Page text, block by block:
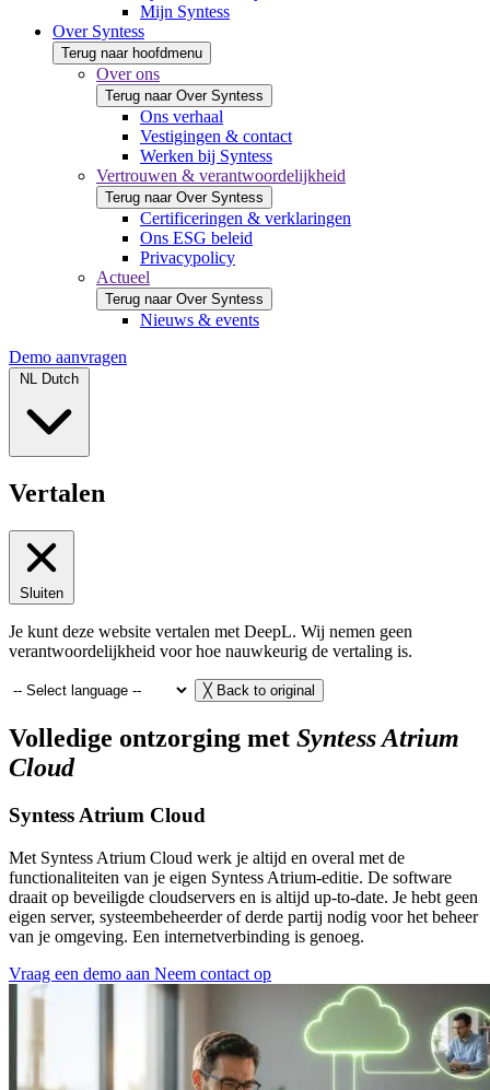
Mijn Syntess
Over Syntess
Terug naar hoofdmenu
Over ons
Terug naar Over Syntess
Ons verhaal
Vestigingen & contact
Werken bij Syntess
Vertrouwen & verantwoordelijkheid
Terug naar Over Syntess
Certificeringen & verklaringen
Ons ESG beleid
Privacypolicy
Actueel
Terug naar Over Syntess
Nieuws & events
Demo aanvragen
NL Dutch
Vertalen
Sluiten
Je kunt deze website vertalen met DeepL. Wij nemen geen
verantwoordelijkheid voor hoe nauwkeurig de vertaling is.
╳ Back to original
Volledige ontzorging met Syntess Atrium
Cloud
Syntess Atrium Cloud
Met Syntess Atrium Cloud werk je altijd en overal met de
functionaliteiten van je eigen Syntess Atrium-editie. De software
draait op beveiligde cloudservers en is altijd up-to-date. Je hebt geen
eigen server, systeembeheerder of derde partij nodig voor het beheer
van je omgeving. Een internetverbinding is genoeg.
Vraag een demo aan Neem contact op